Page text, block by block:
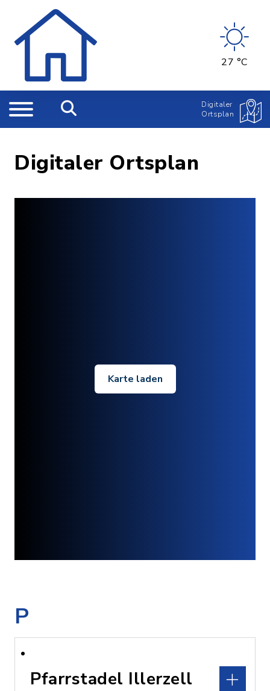
27 °C
Digitaler
Ortsplan
Digitaler Ortsplan
Karte laden
P
Pfarrstadel Illerzell